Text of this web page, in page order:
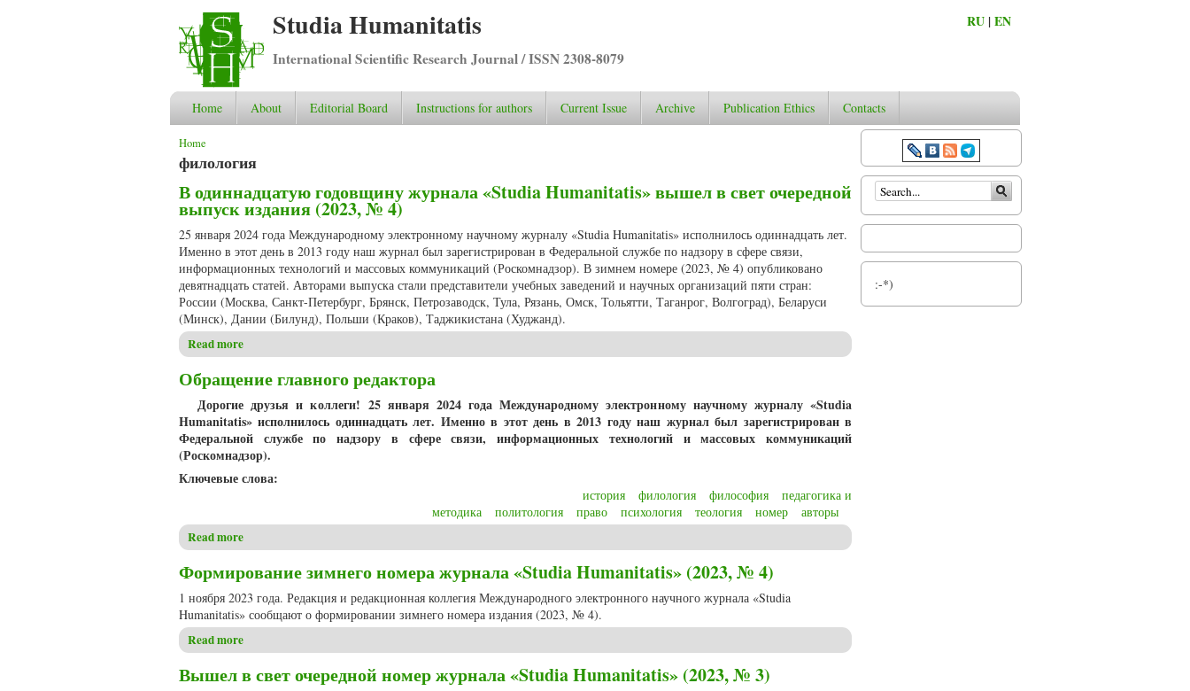
Studia Humanitatis
International Scientific Research Journal / ISSN 2308-8079
RU |EN
Home About Editorial Board Instructions for authors Current Issue Archive Publication Ethics Contacts
You are here
Home
филология
В одиннадцатую годовщину журнала «Studia Humanitatis» вышел в свет очередной
выпуск издания (2023, № 4)
25 января 2024 года Международному электронному научному журналу «Studia Humanitatis» исполнилось одиннадцать лет.
Именно в этот день в 2013 году наш журнал был зарегистрирован в Федеральной службе по надзору в сфере связи,
информационных технологий и массовых коммуникаций (Роскомнадзор). В зимнем номере (2023, № 4) опубликовано
девятнадцать статей. Авторами выпуска стали представители учебных заведений и научных организаций пяти стран:
России (Москва, Санкт-Петербург, Брянск, Петрозаводск, Тула, Рязань, Омск, Тольятти, Таганрог, Волгоград), Беларуси
(Минск), Дании (Билунд), Польши (Краков), Таджикистана (Худжанд).
Read more
Обращение главного редактора
Дорогие друзья и коллеги! 25 января 2024 года Международному электронному научному журналу «Studia
Humanitatis» исполнилось одиннадцать лет. Именно в этот день в 2013 году наш журнал был зарегистрирован в
Федеральной службе по надзору в сфере связи, информационных технологий и массовых коммуникаций
(Роскомнадзор).
Ключевые слова:
история филология философия
педагогика и
методика
политология право психология теология номер авторы
Read more
Формирование зимнего номера журнала «Studia Humanitatis» (2023, № 4)
1 ноября 2023 года. Редакция и редакционная коллегия Международного электронного научного журнала «Studia
Humanitatis» сообщают о формировании зимнего номера издания (2023, № 4).
Read more
Вышел в свет очередной номер журнала «Studia Humanitatis» (2023, № 3)
Search form
:-*)